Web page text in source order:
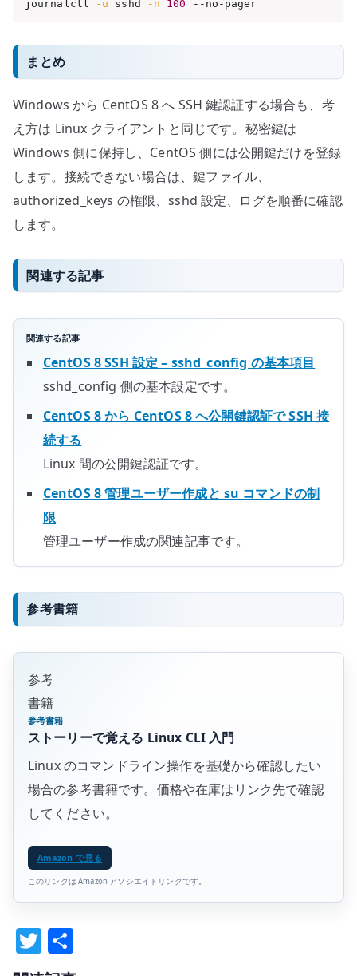
journalctl -u sshd -n 100 --no-pager
まとめ
Windows から CentOS 8 へ SSH 鍵認証する場合も、考
え方は Linux クライアントと同じです。秘密鍵は
Windows 側に保持し、CentOS 側には公開鍵だけを登録
します。接続できない場合は、鍵ファイル、
authorized_keys の権限、sshd 設定、ログを順番に確認
します。
関連する記事
関連する記事
CentOS 8 SSH 設定 – sshd_config の基本項目
sshd_config 側の基本設定です。
CentOS 8 から CentOS 8 へ公開鍵認証で SSH 接
続する
Linux 間の公開鍵認証です。
CentOS 8 管理ユーザー作成と su コマンドの制
限
管理ユーザー作成の関連記事です。
参考書籍
参考
書籍
参考書籍
ストーリーで覚える Linux CLI 入門
Linux のコマンドライン操作を基礎から確認したい
場合の参考書籍です。価格や在庫はリンク先で確認
してください。
Amazon で見る
このリンクは Amazon アソシエイトリンクです。
T
w 有